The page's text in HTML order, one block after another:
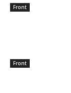
Front
Front